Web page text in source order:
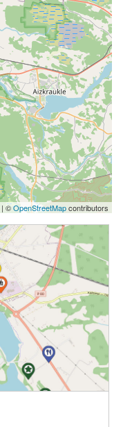
| ©OpenStreetMapcontributors